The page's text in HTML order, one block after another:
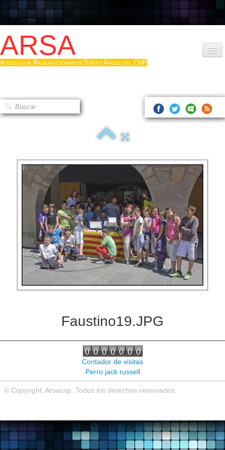
ARSA
Asociación Radioaficionados Santo Ángel del CNP
Que es la ARSA
Log diploma en Pdf
Fotos ▼
Sistemas Digitales
Noticias de interés
Contacto
Faustino19.JPG
Contador de visitas
Perro jack russell
© Copyright. Arsacnp. Todos los derechos reservados.